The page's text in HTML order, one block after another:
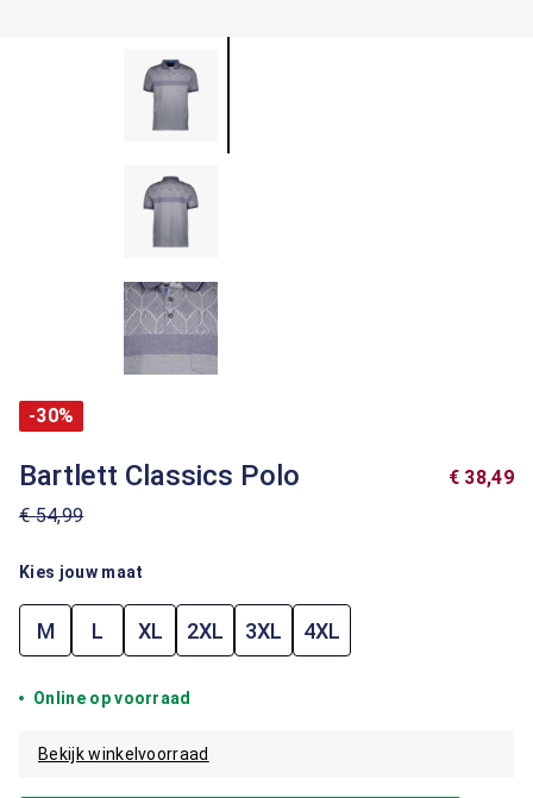
-30%
Bartlett Classics Polo
€ 54,99
€ 38,49
Kies jouw maat
M L XL 2XL 3XL 4XL
Online op voorraad
Bekijk winkelvoorraad